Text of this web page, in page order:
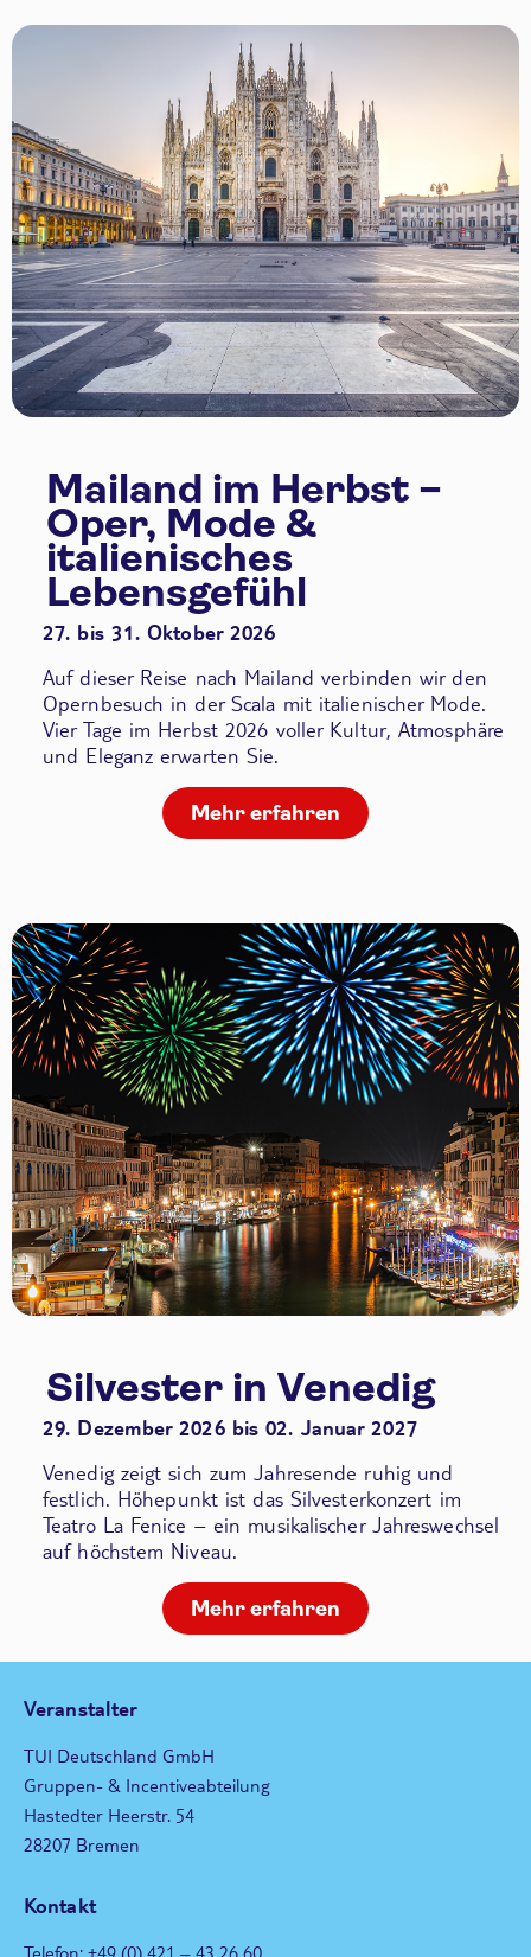
Mailand im Herbst –
Oper, Mode &
italienisches
Lebensgefühl
27. bis 31. Oktober 2026
Auf dieser Reise nach Mailand verbinden wir den
Opernbesuch in der Scala mit italienischer Mode.
Vier Tage im Herbst 2026 voller Kultur, Atmosphäre
und Eleganz erwarten Sie.
Mehr erfahren
Silvester in Venedig
29. Dezember 2026 bis 02. Januar 2027
Venedig zeigt sich zum Jahresende ruhig und
festlich. Höhepunkt ist das Silvesterkonzert im
Teatro La Fenice – ein musikalischer Jahreswechsel
auf höchstem Niveau.
Mehr erfahren
Veranstalter
TUI Deutschland GmbH
Gruppen- & Incentiveabteilung
Hastedter Heerstr. 54
28207 Bremen
Kontakt
Telefon: +49 (0) 421 – 43 26 60